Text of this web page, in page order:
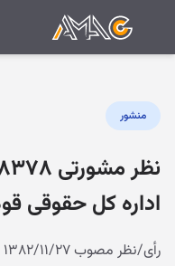
منشور
اداره کل حقوقی
رأی/نظر مصوب ۱۳۸۲/۱۱/۲۷